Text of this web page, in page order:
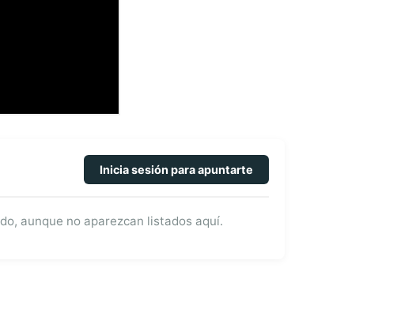
Inicia sesión para apuntarte
aunque no aparezcan listados aquí.